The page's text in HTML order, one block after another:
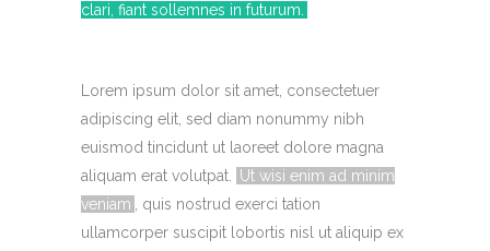
clari, fiant sollemnes in futurum.
Lorem ipsum dolor sit amet, consectetuer
adipiscing elit, sed diam nonummy nibh
euismod tincidunt ut laoreet dolore magna
aliquam erat volutpat.
Ut wisi enim ad minim
veniam
, quis nostrud exerci tation
ullamcorper suscipit lobortis nisl ut aliquip ex